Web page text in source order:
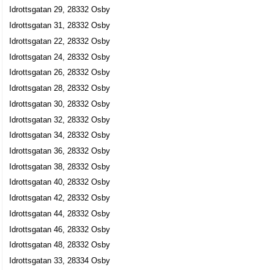
Idrottsgatan 29, 28332 Osby
Idrottsgatan 31, 28332 Osby
Idrottsgatan 22, 28332 Osby
Idrottsgatan 24, 28332 Osby
Idrottsgatan 26, 28332 Osby
Idrottsgatan 28, 28332 Osby
Idrottsgatan 30, 28332 Osby
Idrottsgatan 32, 28332 Osby
Idrottsgatan 34, 28332 Osby
Idrottsgatan 36, 28332 Osby
Idrottsgatan 38, 28332 Osby
Idrottsgatan 40, 28332 Osby
Idrottsgatan 42, 28332 Osby
Idrottsgatan 44, 28332 Osby
Idrottsgatan 46, 28332 Osby
Idrottsgatan 48, 28332 Osby
Idrottsgatan 33, 28334 Osby